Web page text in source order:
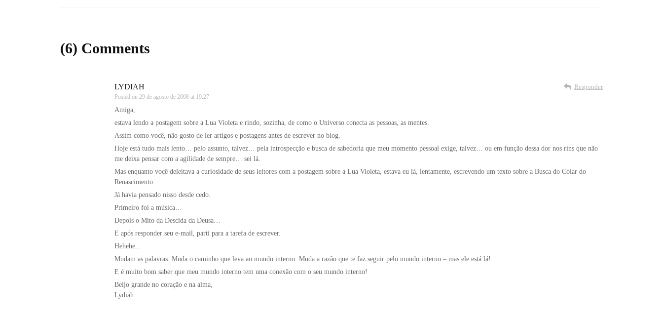
(6) Comments
LYDIAH
Posted on 29 de agosto de 2008 at 19:27
Responder
Amiga,
estava lendo a postagem sobre a Lua Violeta e rindo, sozinha, de como o Universo conecta as pessoas, as mentes.
Assim como você, não gosto de ler artigos e postagens antes de escrever no blog.
Hoje está tudo mais lento… pelo assunto, talvez… pela introspecção e busca de sabedoria que meu momento pessoal exige, talvez… ou em função dessa dor nos rins que não
me deixa pensar com a agilidade de sempre… sei lá.
Mas enquanto você deleitava a curiosidade de seus leitores com a postagem sobre a Lua Violeta, estava eu lá, lentamente, escrevendo um texto sobre a Busca do Colar do
Renascimento.
Já havia pensado nisso desde cedo.
Primeiro foi a música…
Depois o Mito da Descida da Deusa…
E após responder seu e-mail, parti para a tarefa de escrever.
Hehehe…
Mudam as palavras. Muda o caminho que leva ao mundo interno. Muda a razão que te faz seguir pelo mundo interno – mas ele está lá!
E é muito bom saber que meu mundo interno tem uma conexão com o seu mundo interno!
Beijo grande no coração e na alma,
Lydiah.